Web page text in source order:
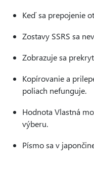
Keď sa prepojenie
Zostavy SSRS sa
Zobrazuje sa
Kopírovanie a
poliach nefunguje.
Hodnota Vlastná
výberu.
Písmo sa v